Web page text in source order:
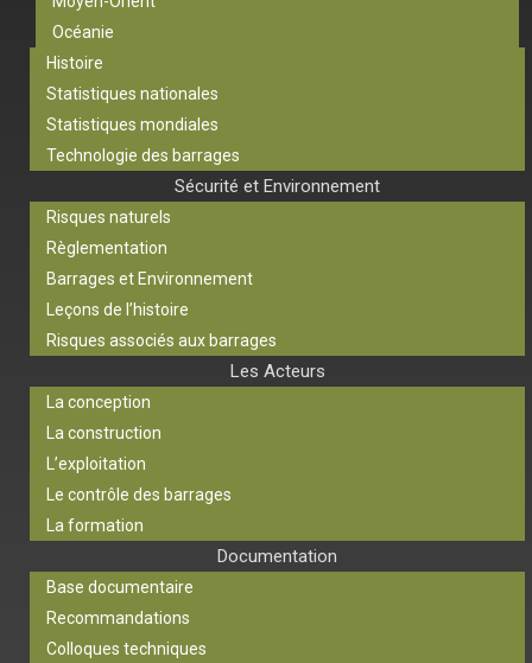
Océanie
Histoire
Statistiques nationales
Statistiques mondiales
Technologie des barrages
Sécurité et Environnement
Risques naturels
Règlementation
Barrages et Environnement
Leçons de l’histoire
Risques associés aux barrages
Les Acteurs
La conception
La construction
L’exploitation
Le contrôle des barrages
La formation
Documentation
Base documentaire
Recommandations
Colloques techniques